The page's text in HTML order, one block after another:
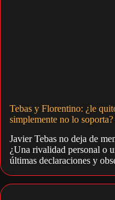
Tebas y Florentino: ¿le
simplemente no lo soporta?
Javier Tebas no deja de
¿Una rivalidad personal o
últimas declaraciones y